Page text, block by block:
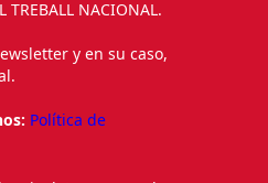
TREBALL NACIONAL.
y en su caso,
Política de